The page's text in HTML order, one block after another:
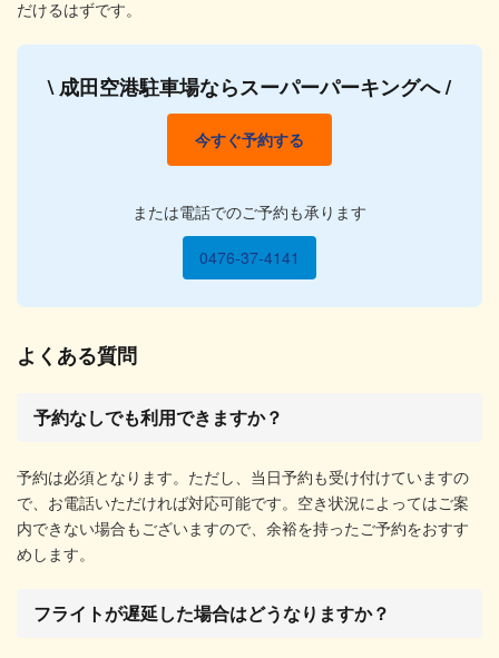
だけるはずです。
\ 成田空港駐車場ならスーパーパーキングへ /
今すぐ予約する
または電話でのご予約も承ります
0476-37-4141
よくある質問
予約なしでも利用できますか？
予約は必須となります。ただし、当日予約も受け付けていますの
で、お電話いただければ対応可能です。空き状況によってはご案
内できない場合もございますので、余裕を持ったご予約をおすす
めします。
フライトが遅延した場合はどうなりますか？